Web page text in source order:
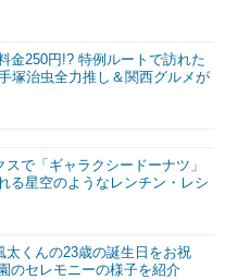
金250円!? 特例ルートで訪れた
塚治虫全力推し＆関西グルメが
で「ギャラクシードーナツ」
る星空のようなレンチン・レシ
太くんの23歳の誕生日をお祝
のセレモニーの様子を紹介